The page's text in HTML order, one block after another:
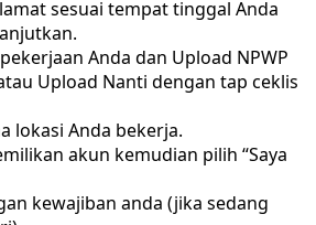
sesuai tempat tinggal Anda
Anda dan Upload NPWP
Upload Nanti dengan tap ceklis
lokasi Anda bekerja.
akun kemudian pilih “Saya
kewajiban anda (jika sedang